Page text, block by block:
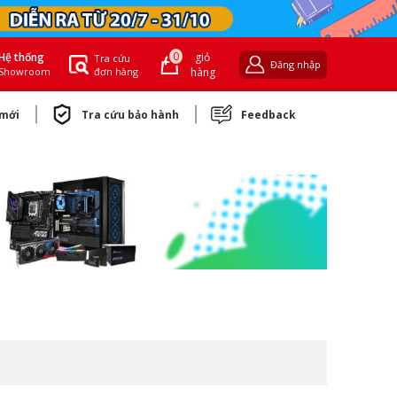
thống
Tra cứu
đơn hàng
0
giỏ
hàng
Đăng nhập
Tra cứu bảo hành Feedback